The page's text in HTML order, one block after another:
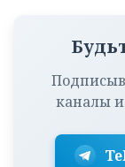
каналы